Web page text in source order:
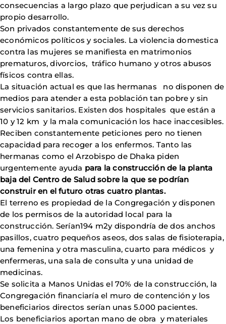
consecuencias a largo plazo que perjudican a su vez su
propio desarrollo.
Son privados constantemente de sus derechos
económicos políticos y sociales. La violencia domestica
contra las mujeres se manifiesta en matrimonios
prematuros, divorcios, tráfico humano y otros abusos
físicos contra ellas.
La situación actual es que las hermanas no disponen de
medios para atender a esta población tan pobre y sin
servicios sanitarios. Existen dos hospitales que están a
10 y 12 km y la mala comunicación los hace inaccesibles.
Reciben constantemente peticiones pero no tienen
capacidad para recoger a los enfermos. Tanto las
hermanas como el Arzobispo de Dhaka piden
urgentemente ayuda para la construcción de la planta
baja del Centro de Salud sobre la que se podrían
construir en el futuro otras cuatro plantas.
El terreno es propiedad de la Congregación y disponen
de los permisos de la autoridad local para la
construcción. Serían194 m2y dispondría de dos anchos
pasillos, cuatro pequeños aseos, dos salas de fisioterapia,
una femenina y otra masculina, cuarto para médicos y
enfermeras, una sala de consulta y una unidad de
medicinas.
Se solicita a Manos Unidas el 70% de la construcción, la
Congregación financiaría el muro de contención y los
beneficiarios directos serían unas 5.000 pacientes.
Los beneficiarios aportan mano de obra y materiales